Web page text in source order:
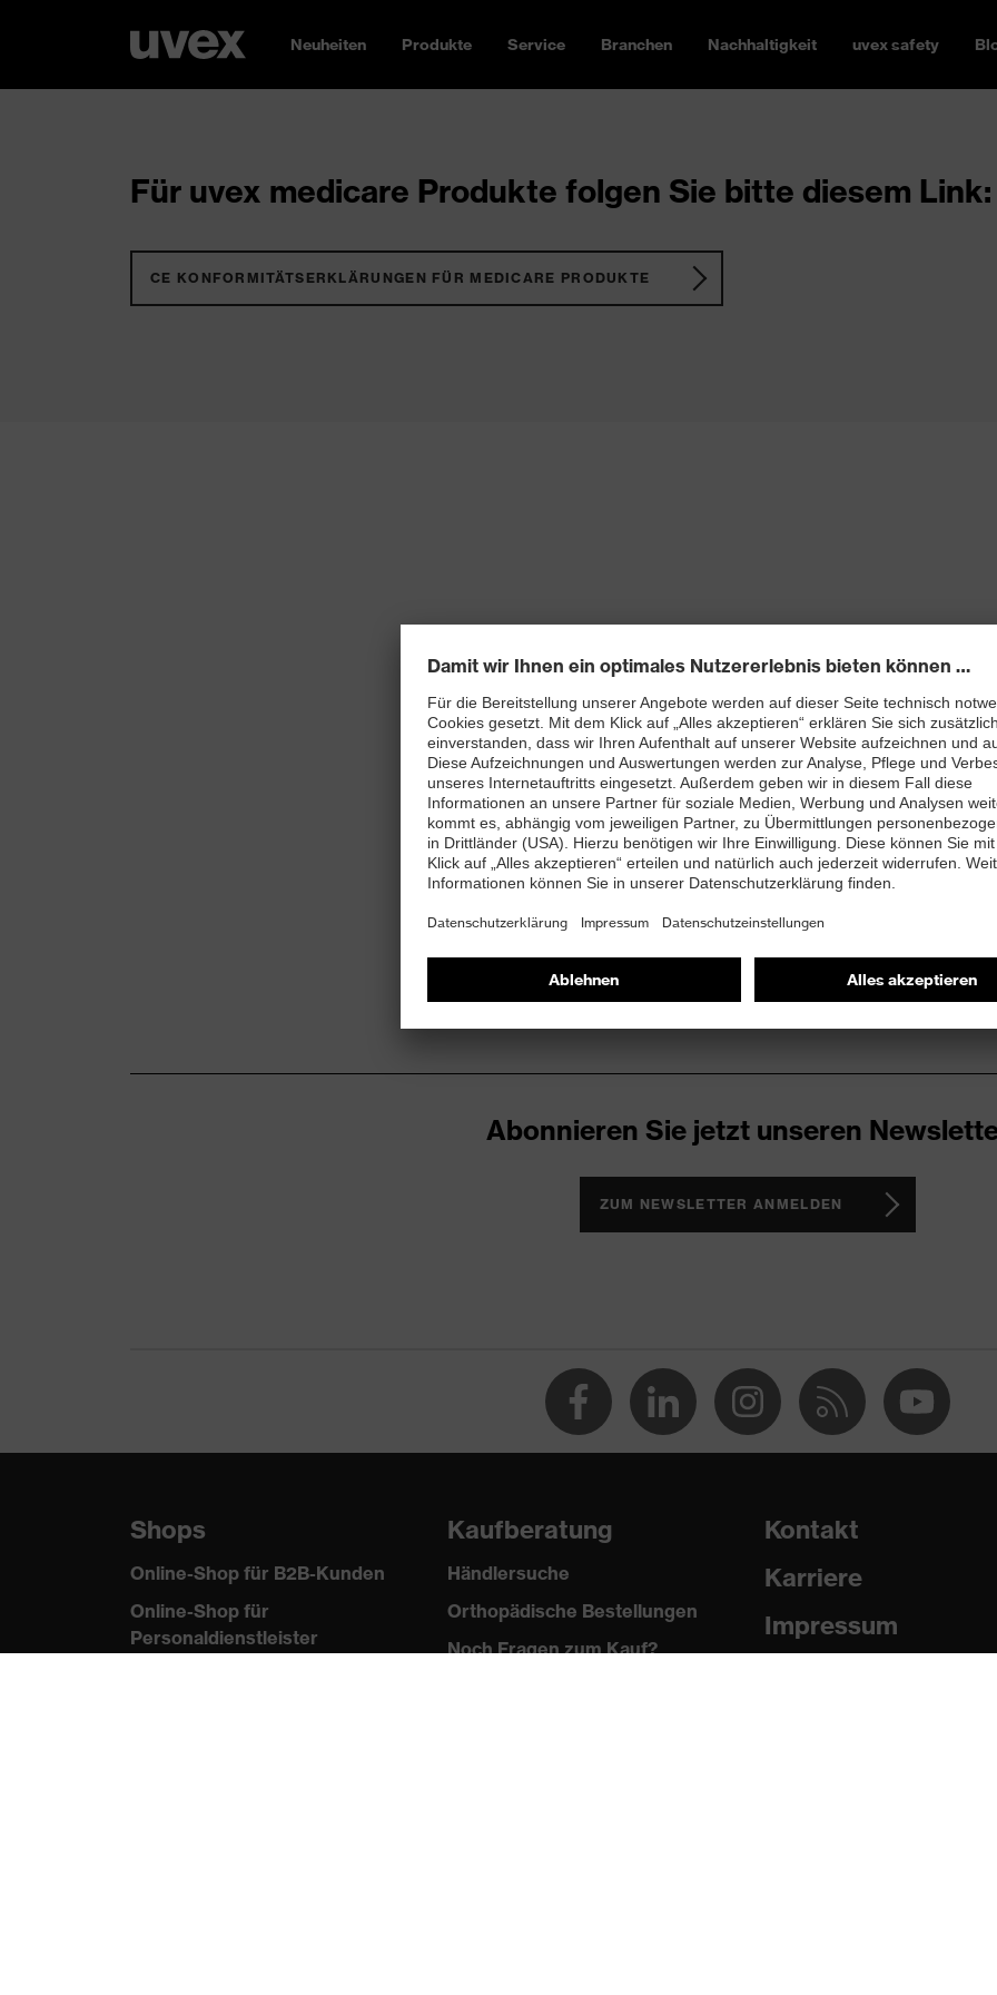
Neuheiten Produkte Service Branchen Nachhaltigkeit uvex safety
Für uvex medicare Produkte folgen Sie bitte diesem Link:
CE KONFORMITÄTSERKLÄRUNGEN FÜR MEDICARE PRODUKTE
Abonnieren Sie jetzt unseren
ZUM NEWSLETTER ANMELDEN
Shops
Online-Shop für B2B-Kunden
Online-Shop für
Personaldienstleister
Kaufberatung
Händlersuche
Orthopädische Bestellungen
Noch Fragen zum Kauf?
Kontakt
Karriere
Impressum